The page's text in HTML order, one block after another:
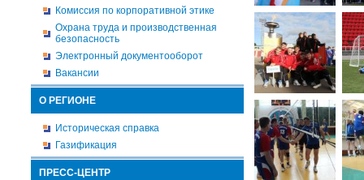
Комиссия по корпоративной этике
Охрана труда и производственная
безопасность
Электронный документооборот
Вакансии
О РЕГИОНЕ
Историческая справка
Газификация
ПРЕСС-ЦЕНТР